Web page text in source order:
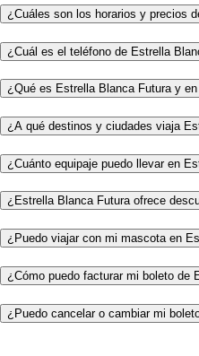
¿Cuáles son los horarios y precios
¿Cuál es el teléfono de Estrella
¿Qué es Estrella Blanca Futura y
¿A qué destinos y ciudades viaja
¿Cuánto equipaje puedo llevar en
¿Estrella Blanca Futura ofrece
¿Puedo viajar con mi mascota en
¿Cómo puedo facturar mi boleto de
¿Puedo cancelar o cambiar mi